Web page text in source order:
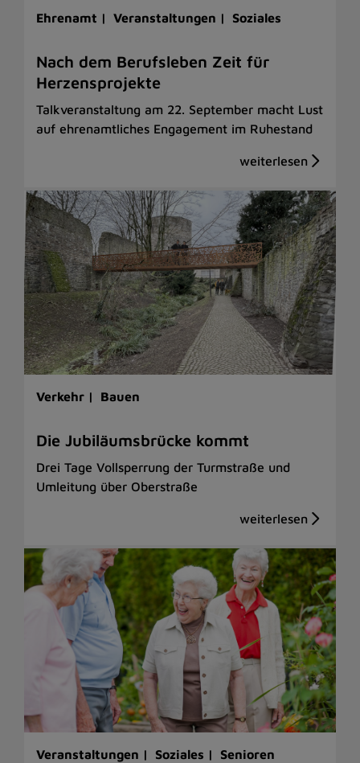
Ehrenamt | Veranstaltungen | Soziales
Nach dem Berufsleben Zeit für
Herzensprojekte
Talkveranstaltung am 22. September macht Lust
auf ehrenamtliches Engagement im Ruhestand
Verkehr | Bauen
Die Jubiläumsbrücke kommt
Drei Tage Vollsperrung der Turmstraße und
Umleitung über Oberstraße
Veranstaltungen | Soziales | Senioren